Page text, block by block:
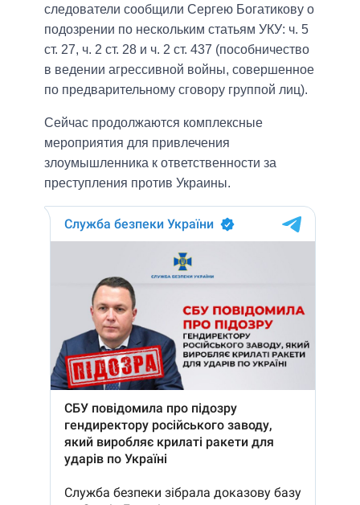
следователи сообщили Сергею Богатикову о
подозрении по нескольким статьям УКУ: ч. 5
ст. 27, ч. 2 ст. 28 и ч. 2 ст. 437 (пособничество
в ведении агрессивной войны, совершенное
по предварительному сговору группой лиц).
Сейчас продолжаются комплексные
мероприятия для привлечения
злоумышленника к ответственности за
преступления против Украины.